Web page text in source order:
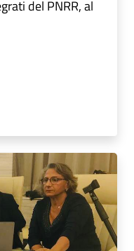
del PNRR, al